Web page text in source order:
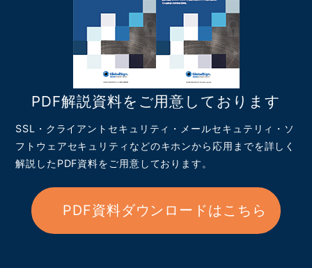
PDF解説資料をご用意しております
SSL・クライアントセキュリティ・メールセキュテリィ・ソ
フトウェアセキュリティなどのキホンから応用までを詳しく
解説したPDF資料をご用意しております。
PDF資料ダウンロードはこちら